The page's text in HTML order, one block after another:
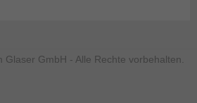
Glaser GmbH - Alle Rechte vorbehalten.